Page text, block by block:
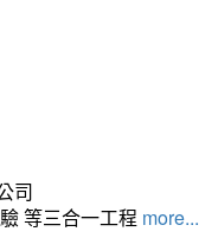
司
等三合一工程 more...